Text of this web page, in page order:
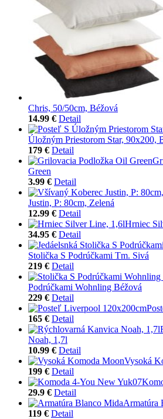
Chris, 50/50cm, Béžová
14.99 € Detail
Úložným Priestorom Star, 90x200,
179 € Detail
Green
3.99 € Detail
Justin, P: 80cm, Zelená
12.99 € Detail
Hrniec
34.95 € Detail
Stolička S Podrúčkami Tm. Sivá
219 € Detail
Podrúčkami Wohnling Béžová
229 € Detail
165 € Detail
Noah, 1,7l
10.99 € Detail
Vysoká
199 € Detail
29.9 € Detail
Armatúra
119 € Detail